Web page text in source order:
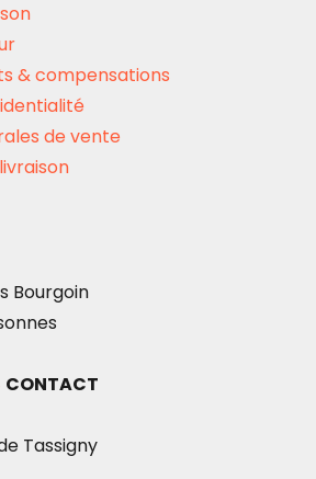
& compensations
de vente
Bourgoin
CONTACT
Tassigny